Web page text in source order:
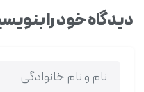
دیدگاه خود را